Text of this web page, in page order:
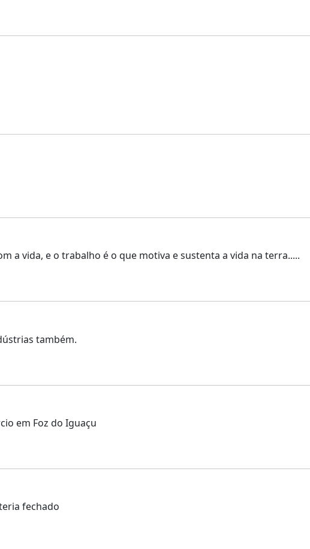
a vida, e o trabalho é o que motiva e sustenta a vida na terra.....
também.
em Foz do Iguaçu
fechado